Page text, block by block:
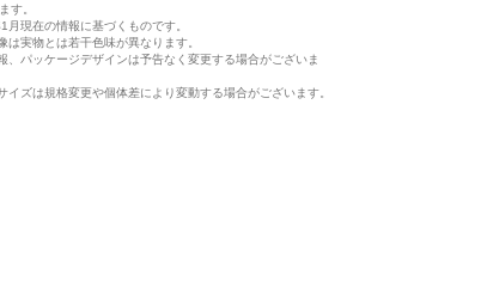
す。
現在の情報に基づくものです。
は実物とは若干色味が異なります。
、パッケージデザインは予告なく変更する場合がございま
イズは規格変更や個体差により変動する場合がございます。